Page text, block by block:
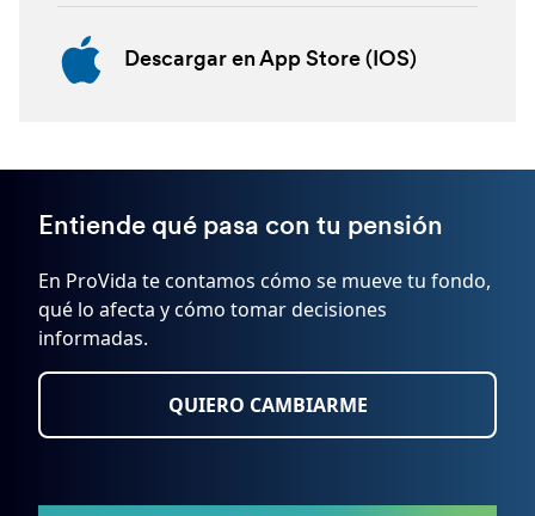
Descargar en App Store (IOS)
Entiende qué pasa con tu pensión
En ProVida te contamos cómo se mueve tu fondo,
qué lo afecta y cómo tomar decisiones
informadas.
QUIERO CAMBIARME